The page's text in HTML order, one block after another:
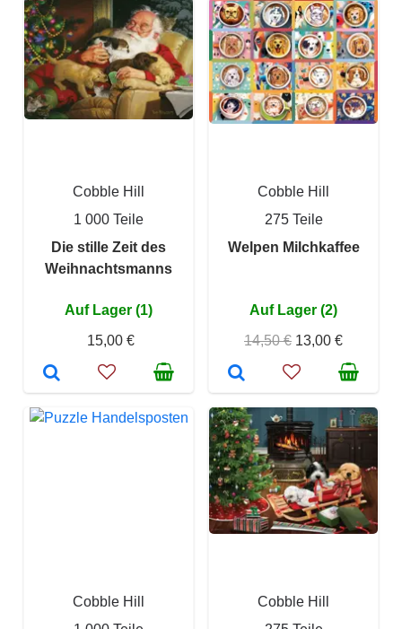
Cobble Hill
1 000 Teile
Die stille Zeit des
Weihnachtsmanns
Auf Lager (1)
15,00 €
Cobble Hill
275 Teile
Welpen Milchkaffee
Auf Lager (2)
14,50 € 13,00 €
Cobble Hill
Cobble Hill